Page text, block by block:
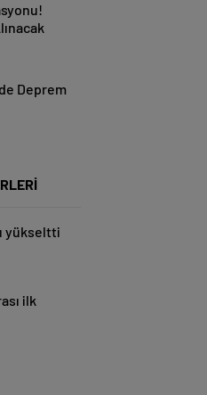
Deprem
yükseltti
ilk